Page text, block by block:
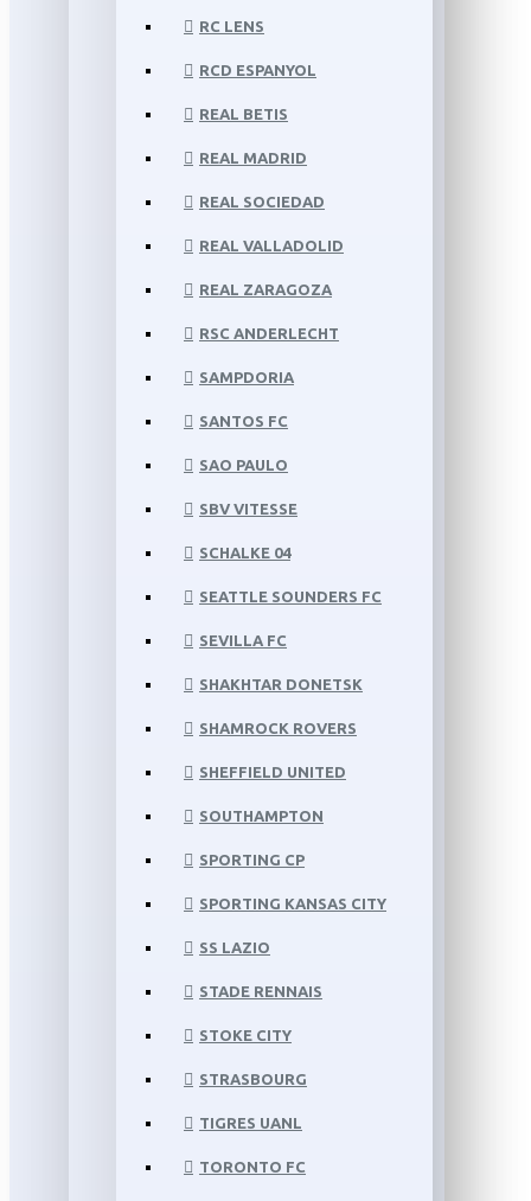
RC LENS
RCD ESPANYOL
REAL BETIS
REAL MADRID
REAL SOCIEDAD
REAL VALLADOLID
REAL ZARAGOZA
RSC ANDERLECHT
SAMPDORIA
SANTOS FC
SAO PAULO
SBV VITESSE
SCHALKE 04
SEATTLE SOUNDERS FC
SEVILLA FC
SHAKHTAR DONETSK
SHAMROCK ROVERS
SHEFFIELD UNITED
SOUTHAMPTON
SPORTING CP
SPORTING KANSAS CITY
SS LAZIO
STADE RENNAIS
STOKE CITY
STRASBOURG
TIGRES UANL
TORONTO FC